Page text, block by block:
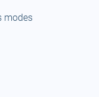
modes